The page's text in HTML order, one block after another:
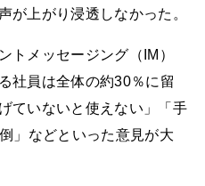
が上がり浸透しなかった。
トメッセージング（IM）
社員は全体の約30％に留
ていないと使えない」「手
」などといった意見が大